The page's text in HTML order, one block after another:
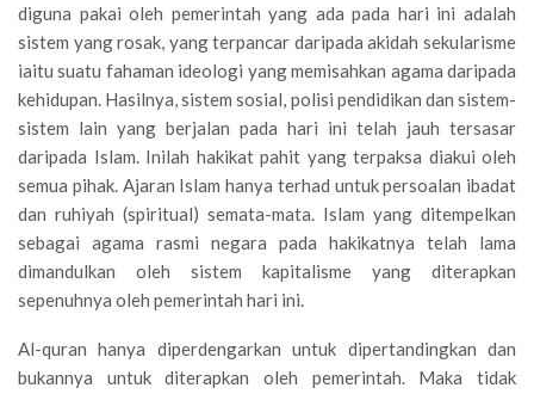
diguna pakai oleh pemerintah yang ada pada hari ini adalah
sistem yang rosak, yang terpancar daripada akidah sekularisme
iaitu suatu fahaman ideologi yang memisahkan agama daripada
kehidupan. Hasilnya, sistem sosial, polisi pendidikan dan sistem-
sistem lain yang berjalan pada hari ini telah jauh tersasar
daripada Islam. Inilah hakikat pahit yang terpaksa diakui oleh
semua pihak. Ajaran Islam hanya terhad untuk persoalan ibadat
dan ruhiyah (spiritual) semata-mata. Islam yang ditempelkan
sebagai agama rasmi negara pada hakikatnya telah lama
dimandulkan oleh sistem kapitalisme yang diterapkan
sepenuhnya oleh pemerintah hari ini.
Al-quran hanya diperdengarkan untuk dipertandingkan dan
bukannya untuk diterapkan oleh pemerintah. Maka tidak